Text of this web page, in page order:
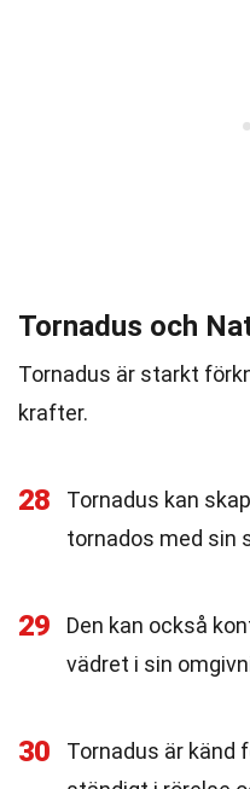
Tornadus och
Tornadus är starkt
krafter.
28
Tornadus kan
tornados med sin
29
Den kan också
vädret i sin
30
Tornadus är känd